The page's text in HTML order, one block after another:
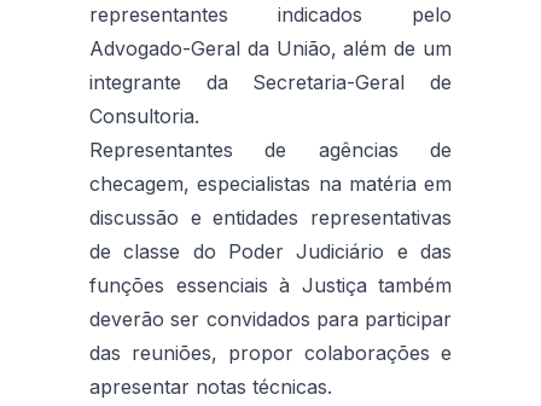
representantes indicados pelo
Advogado-Geral da União, além de um
integrante da Secretaria-Geral de
Consultoria.
Representantes de agências de
checagem, especialistas na matéria em
discussão e entidades representativas
de classe do Poder Judiciário e das
funções essenciais à Justiça também
deverão ser convidados para participar
das reuniões, propor colaborações e
apresentar notas técnicas.